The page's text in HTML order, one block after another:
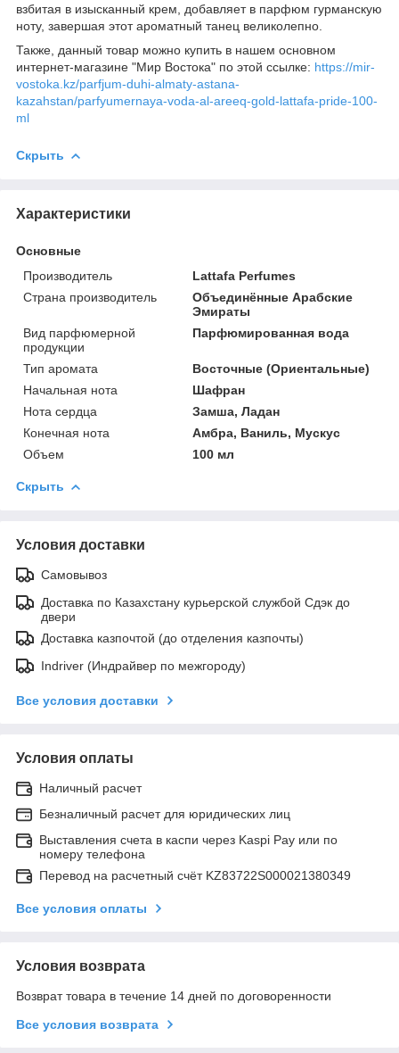
взбитая в изысканный крем, добавляет в парфюм гурманскую
ноту, завершая этот ароматный танец великолепно.
Также, данный товар можно купить в нашем основном
интернет-магазине "Мир Востока" по этой ссылке: https://mir-
vostoka.kz/parfjum-duhi-almaty-astana-
kazahstan/parfyumernaya-voda-al-areeq-gold-lattafa-pride-100-
ml
Скрыть
Характеристики
Основные
Производитель
Lattafa Perfumes
Страна производитель
Объединённые Арабские
Эмираты
Вид парфюмерной
продукции
Парфюмированная вода
Тип аромата
Восточные (Ориентальные)
Начальная нота
Шафран
Нота сердца
Замша, Ладан
Конечная нота
Амбра, Ваниль, Мускус
Объем
100 мл
Скрыть
Условия доставки
Самовывоз
Доставка по Казахстану курьерской службой Сдэк до
двери
Доставка казпочтой (до отделения казпочты)
Indriver (Индрайвер по межгороду)
Все условия доставки
Условия оплаты
Наличный расчет
Безналичный расчет для юридических лиц
Выставления счета в каспи через Kaspi Pay или по
номеру телефона
Перевод на расчетный счёт KZ83722S000021380349
Все условия оплаты
Условия возврата
Возврат товара в течение 14 дней по договоренности
Все условия возврата